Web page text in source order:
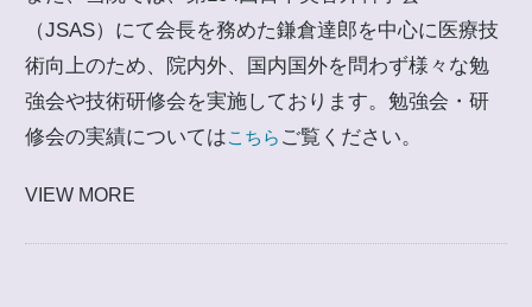
（JSAS）にて会長を務めた鎌倉達郎を中心に医療技
術向上のため、院内外、国内国外を問わず様々な勉
強会や技術研修会を実施しております。勉強会・研
修会の実績についてはこちら ご覧ください。
VIEW MORE